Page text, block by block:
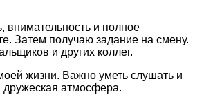
внимательность и полное
Затем получаю задание на смену.
и других коллег.
жизни. Важно уметь слушать и
дружеская атмосфера.